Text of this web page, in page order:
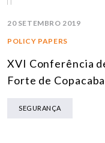
20 SETEMBRO 2019
POLICY PAPERS
XVI Conferência
Forte de
SEGURANÇA